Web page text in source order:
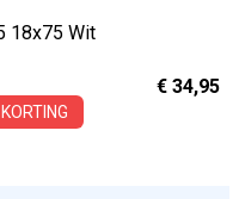
18x75 Wit
€ 34,95